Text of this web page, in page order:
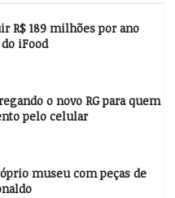
R$ 189 milhões por ano
iFood
o novo RG para quem
pelo celular
museu com peças de